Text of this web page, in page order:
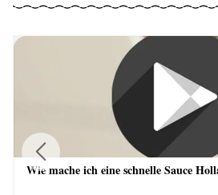
Wie mache ich eine schnelle Sauce
Previous